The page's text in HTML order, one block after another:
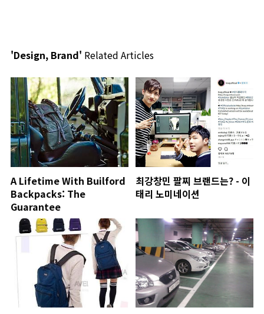
'Design, Brand' Related Articles
A Lifetime With Builford
Backpacks: The
Guarantee
최강창민 팔찌 브랜드는? - 이
태리 노미네이션